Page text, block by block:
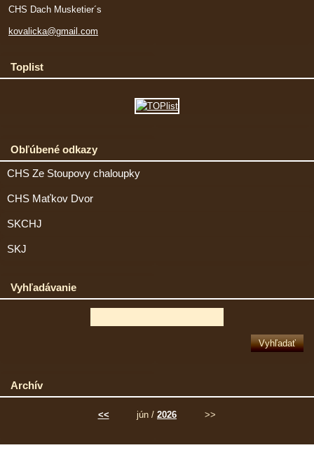
CHS Dach Musketier´s
kovalicka@gmail.com
Toplist
Obľúbené odkazy
CHS Ze Stoupovy chaloupky
CHS Maťkov Dvor
SKCHJ
SKJ
Vyhľadávanie
Archív
<< jún / 2026 >>